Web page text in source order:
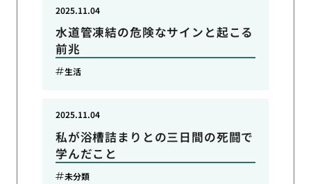
水道管凍結の危険なサインと起こる
前兆
2025.11.04
生活
私が浴槽詰まりとの三日間の死闘で
学んだこと
2025.11.04
未分類